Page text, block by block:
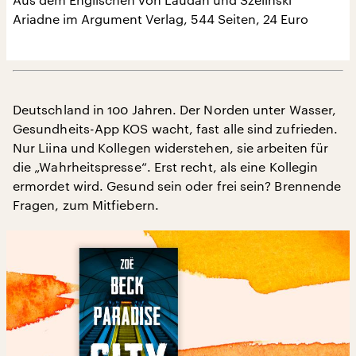
Ariadne im Argument Verlag, 544 Seiten, 24 Euro
Deutschland in 100 Jahren. Der Norden unter Wasser,
Gesundheits-App KOS wacht, fast alle sind zufrieden.
Nur Liina und Kollegen widerstehen, sie arbeiten für
die „Wahrheitspresse“. Erst recht, als eine Kollegin
ermordet wird. Gesund sein oder frei sein? Brennende
Fragen, zum Mitfiebern.